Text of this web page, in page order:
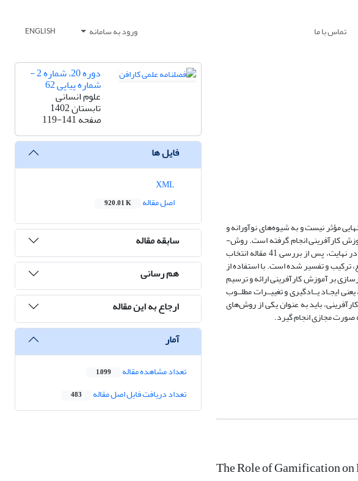
تماس با ما ورود به سامانه ENGLISH
مؤثر نیست و به شیوه­‌های نوآورانه و
منعطف‌‌تری نیاز است. لذا هدف پژوهش حاضر از طریق ترکیب تحقیقات پیشین با ارائه تصویری جامع از مؤلفه­‌های نقش بازی‌­وارسازی بر آموزش کارآفرینی انجام گرفته است. روش‌­
شناسی پژوهش، کیفی با رویکرد فراترکیب است. بر این اساس، پس از جستجو در پایگاه­‌های اطلاعاتی، تعداد 121 مطالعه مرتبط ارزیابی و در نهایت، پس از بررسی 41 مقاله انتخاب
با اهداف پژوهش، بررسی، تجمیع، ترکیب و تفسیر شده است. با استفاده از
بازی‌وارسازی بر آموزش کارآفرینی ارائه و ترسیم
یــادگیری و تغییــرات مطلــوب
باید به عنوان یکی از روش‌­های
صورت مجازی انجام گیرد.
The Role of Gamification
دوره 20، شماره 2 -
شماره پیاپی 62
علوم انسانی
تابستان 1402
صفحه119-141
فایل ها
اصل مقاله
920.01 K
سابقه مقاله
هم رسانی
ارجاع به این مقاله
آمار
تعداد مشاهده مقاله 1,099
تعداد دریافت فایل اصل مقاله 483